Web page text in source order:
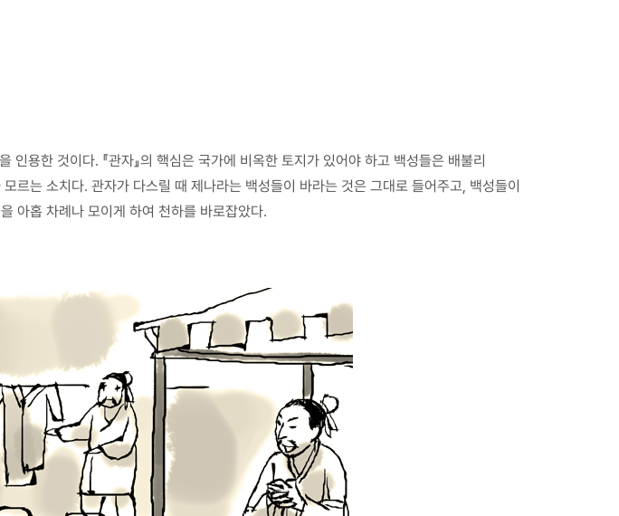
인용한 것이다. 『관자』의 핵심은 국가에 비옥한 토지가 있어야 하고 백성들은 배불리
르는 소치다. 관자가 다스릴 때 제나라는 백성들이 바라는 것은 그대로 들어주고, 백성들이
아홉 차례나 모이게 하여 천하를 바로잡았다.